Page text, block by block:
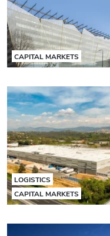
CAPITAL MARKETS
LOGISTICS
CAPITAL MARKETS